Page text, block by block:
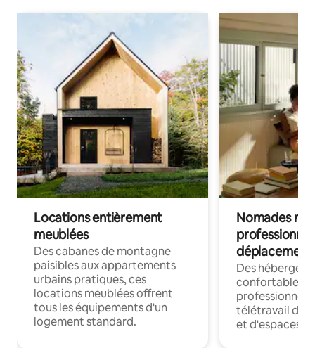
Locations entièrement
meublées
Des cabanes de montagne
paisibles aux appartements
urbains pratiques, ces
locations meublées offrent
tous les équipements d'un
logement standard.
Nomades
déplacement
Des
confortables
professionnels
télétravail
et d'espaces